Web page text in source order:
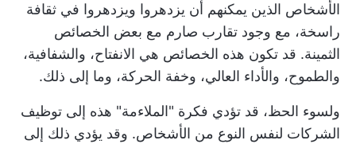
الأشخاص الذين يمكنهم أن يزدهروا ويزدهروا في ثقافة
راسخة، مع وجود تقارب صارم مع بعض الخصائص
الثمينة. قد تكون هذه الخصائص هي الانفتاح، والشفافية،
والطموح، والأداء العالي، وخفة الحركة، وما إلى ذلك.
ولسوء الحظ، قد تؤدي فكرة "الملاءمة" هذه إلى توظيف
الشركات لنفس النوع من الأشخاص. وقد يؤدي ذلك إلى